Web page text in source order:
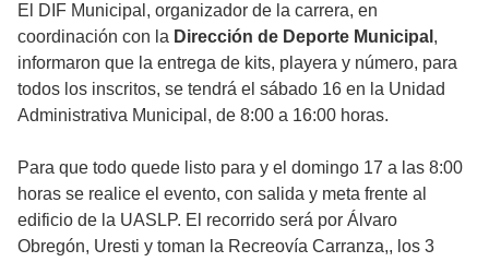
El DIF Municipal, organizador de la carrera, en
coordinación con la Dirección de Deporte Municipal ,
informaron que la entrega de kits, playera y número, para
todos los inscritos, se tendrá el sábado 16 en la Unidad
Administrativa Municipal, de 8:00 a 16:00 horas.
Para que todo quede listo para y el domingo 17 a las 8:00
horas se realice el evento, con salida y meta frente al
edificio de la UASLP. El recorrido será por Álvaro
Obregón, Uresti y toman la Recreovía Carranza,, los 3